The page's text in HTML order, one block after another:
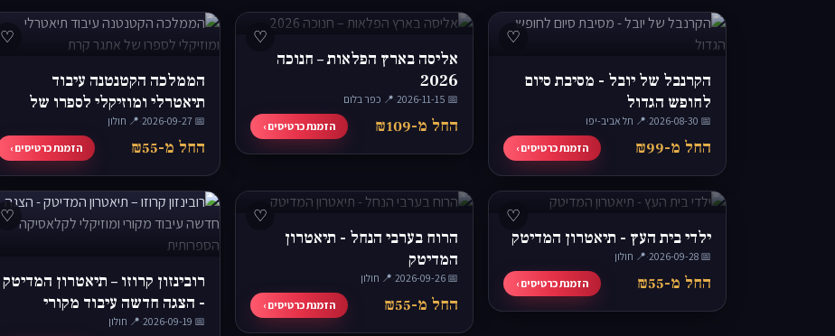
♡
הקרנבל של יובל - מסיבת סיום
לחופש הגדול
📅 2026-08-30
·📍 תל אביב-יפו
החל מ-₪99 הזמנת כרטיסים ›
♡
אליסה בארץ הפלאות – חנוכה
2026
📅 2026-11-15
·📍 כפר בלום
החל מ-₪109 הזמנת כרטיסים ›
♡
הממלכה הקטנטנה עיבוד
תיאטרלי ומוזיקלי לספרו של
אתגר קרת
📅 2026-09-27
·📍 חולון
החל מ-₪55 הזמנת כרטיסים ›
♡
ילדי בית העץ - תיאטרון המדיטק
📅 2026-09-28
·📍 חולון
החל מ-₪55 הזמנת כרטיסים ›
♡
הרוח בערבי הנחל - תיאטרון
המדיטק
📅 2026-09-26
·📍 חולון
החל מ-₪55 הזמנת כרטיסים ›
♡
רובינזון קרוזו – תיאטרון המדיטק
- הצגה חדשה עיבוד מקורי
ומוזיקלי לקלאסיקה הספרותית
📅 2026-09-19
·📍 חולון